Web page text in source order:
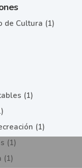
de Cultura (1)
(1)
(1)
(1)
(1)